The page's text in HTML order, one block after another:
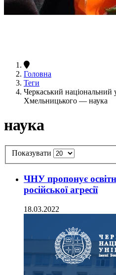
Головна
Теги
Черкаський національний
Хмельницького — наука
наука
Показувати
ЧНУ пропонує
російської агресії
18.03.2022